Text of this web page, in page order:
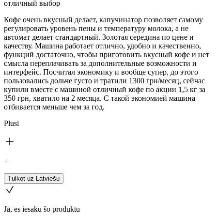
отличный выбор
Кофе очень вкусный делает, капучинатор позволяет самому
регулировать уровень пены и температуру молока, а не
автомат делает стандартный. Золотая середина по цене и
качеству. Машина работает отлично, удобно и качественно,
функций достаточно, чтобы приготовить вкусный кофе и нет
смысла переплачивать за дополнительные возможности и
интерфейс. Посчитал экономику и вообще супер, до этого
пользовались дольче густо и тратили 1300 грн/месяц, сейчас
купили вместе с машиной отличный кофе по акции 1,5 кг за
350 грн, хватило на 2 месяца. С такой экономией машина
отбивается меньше чем за год.
Plusi
+
Tulkot uz Latviešu
Jā, es iesaku šo produktu